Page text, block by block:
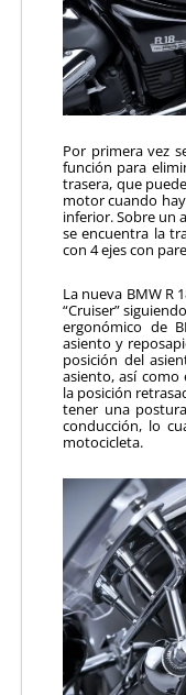
Por primera vez
función para
trasera, que
motor cuando
inferior. Sobre un
se encuentra la
con 4 ejes con
La nueva BMW R
“Cruiser”
ergonómico de
asiento y
posición del
asiento, así
la posición
tener una
conducción, lo
motocicleta.